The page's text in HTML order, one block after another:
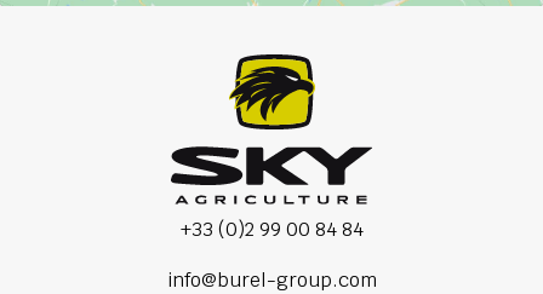
+33 (0)2 99 00 84 84
info@burel-group.com